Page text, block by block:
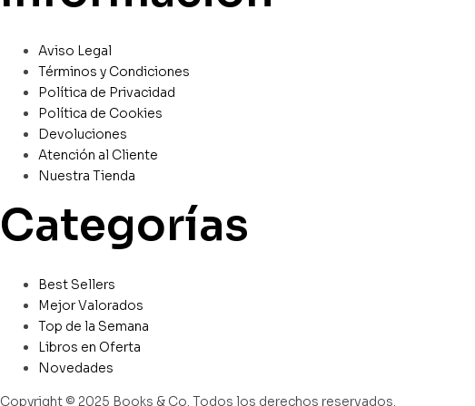
Aviso Legal
Términos y Condiciones
Política de Privacidad
Política de Cookies
Devoluciones
Atención al Cliente
Nuestra Tienda
Categorías
Best Sellers
Mejor Valorados
Top de la Semana
Libros en Oferta
Novedades
Copyright © 2025 Books & Co. Todos los derechos reservados.